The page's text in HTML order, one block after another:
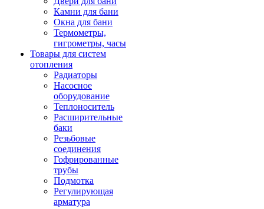
Камни для бани
Окна для бани
Термометры,
гигрометры, часы
Товары для систем
отопления
Радиаторы
Насосное
оборудование
Теплоноситель
Расширительные
баки
Резьбовые
соединения
Гофрированные
трубы
Подмотка
Регулирующая
арматура